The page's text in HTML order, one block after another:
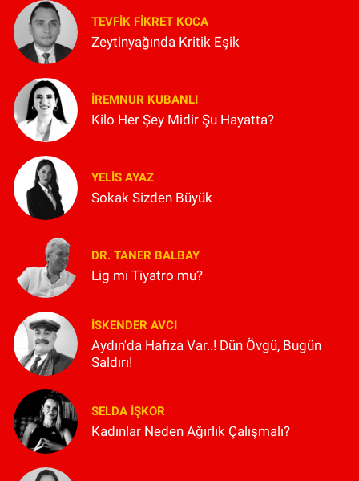
TEVFIK FIKRET KOCA
Zeytinyağında Kritik Eşik
İREMNUR KUBANLI
Kilo Her Şey Midir Şu Hayatta?
YELIS AYAZ
Sokak Sizden Büyük
DR. TANER BALBAY
Lig mi Tiyatro mu?
İSKENDER AVCI
Aydın'da Hafıza Var..! Dün Övgü, Bugün
Saldırı!
SELDA İŞKOR
Kadınlar Neden Ağırlık Çalışmalı?